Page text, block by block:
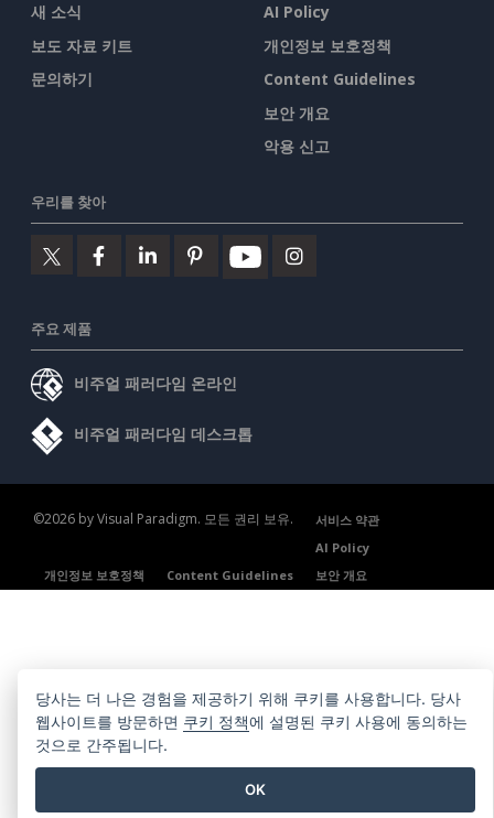
새 소식
보도 자료 키트
문의하기
AI Policy
개인정보 보호정책
Content Guidelines
보안 개요
악용 신고
우리를 찾아
주요 제품
비주얼 패러다임 온라인
비주얼 패러다임 데스크톱
©2026 by Visual Paradigm. 모든 권리 보유.
서비스 약관
AI Policy
개인정보 보호정책
Content Guidelines 보안 개요
당사는 더 나은 경험을 제공하기 위해 쿠키를 사용합니다. 당사
웹사이트를 방문하면 쿠키 정책에 설명된 쿠키 사용에 동의하는
것으로 간주됩니다.
OK